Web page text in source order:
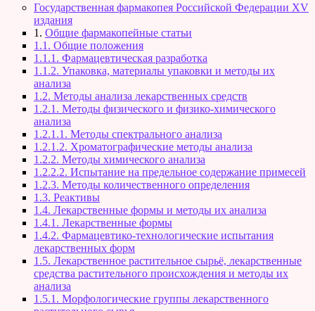
Государственная фармакопея Российской Федерации XV
издания
1. Общие фармакопейные статьи
1.1. Общие положения
1.1.1. Фармацевтическая разработка
1.1.2. Упаковка, материалы упаковки и методы их
анализа
1.2. Методы анализа лекарственных средств
1.2.1. Методы физического и физико-химического
анализа
1.2.1.1. Методы спектрального анализа
1.2.1.2. Хроматографические методы анализа
1.2.2. Методы химического анализа
1.2.2.2. Испытание на предельное содержание примесей
1.2.3. Методы количественного определения
1.3. Реактивы
1.4. Лекарственные формы и методы их анализа
1.4.1. Лекарственные формы
1.4.2. Фармацевтико-технологические испытания
лекарственных форм
1.5. Лекарственное растительное сырьё, лекарственные
средства растительного происхождения и методы их
анализа
1.5.1. Морфологические группы лекарственного